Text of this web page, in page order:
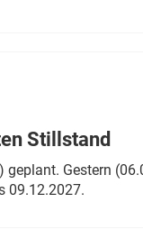
Stillstand
Gestern
09.12.2027.